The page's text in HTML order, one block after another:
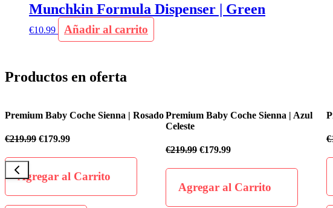
Munchkin Formula Dispenser | Green
€10.99 Añadir al carrito
Productos en oferta
Premium Baby Coche Sienna | Azul
Premium Baby Coche Flexfly | Rosado